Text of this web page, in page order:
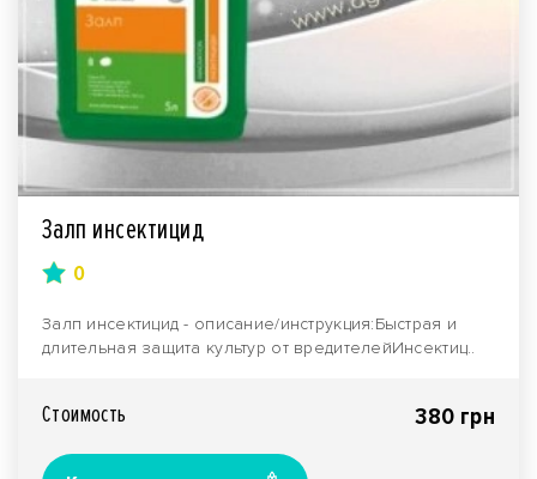
Залп инсектицид
0
Залп инсектицид - описание/инструкция:Быстрая и
длительная защита культур от вредителейИнсектиц..
Стоимость 380 грн